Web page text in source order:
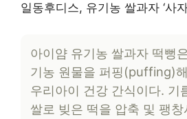
일동후디스, 유기농 쌀과자 ‘사
아이얌 유기농 쌀과자 떡뻥
기농 원물을 퍼핑(puffing)
우리아이 건강 간식이다. 기
쌀로 빚은 떡을 압축 및 팽